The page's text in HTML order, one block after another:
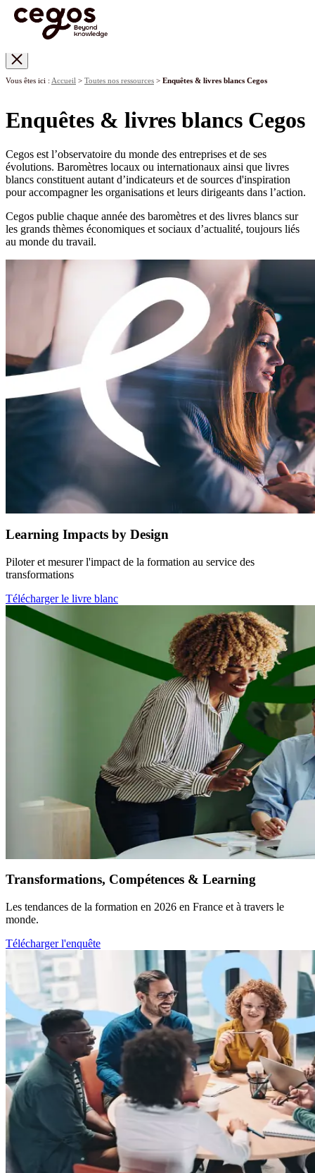
Vous êtes ici : Accueil > Toutes nos ressources > Enquêtes & livres blancs Cegos
Enquêtes & livres blancs Cegos
Cegos est l’observatoire du monde des entreprises et de ses
évolutions. Baromètres locaux ou internationaux ainsi que livres
blancs constituent autant d’indicateurs et de sources d'inspiration
pour accompagner les organisations et leurs dirigeants dans l’action.
Cegos publie chaque année des baromètres et des livres blancs sur
les grands thèmes économiques et sociaux d’actualité, toujours liés
au monde du travail.
Learning Impacts by Design
Piloter et mesurer l'impact de la formation au service des
transformations
Télécharger le livre blanc
Transformations, Compétences & Learning
Les tendances de la formation en 2026 en France et à travers le
monde.
Télécharger l'enquête